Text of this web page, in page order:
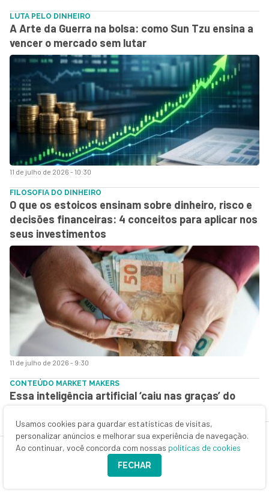
11 de julho de 2026 - 10:30
LUTA PELO DINHEIRO
A Arte da Guerra na bolsa: como Sun Tzu ensina a
vencer o mercado sem lutar
11 de julho de 2026 - 9:30
FILOSOFIA DO DINHEIRO
O que os estoicos ensinam sobre dinheiro, risco e
decisões financeiras: 4 conceitos para aplicar nos
seus investimentos
CONTEÚDO MARKET MAKERS
Essa inteligência artificial ‘caiu nas graças’ do
melhor; saiba como
Usamos cookies para guardar estatísticas de visitas,
personalizar anúncios e melhorar sua experiência de navegação.
Ao continuar, você concorda com nossas políticas de cookies
FECHAR